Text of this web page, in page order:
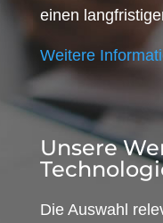
einen
Weitere
Unsere
Die Auswahl